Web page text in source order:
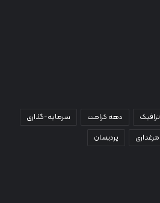
ترافیک دهه کرامت
سرمایه-گذاری
مرغداری
پردیسان